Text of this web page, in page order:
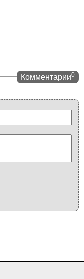
Комментарии0